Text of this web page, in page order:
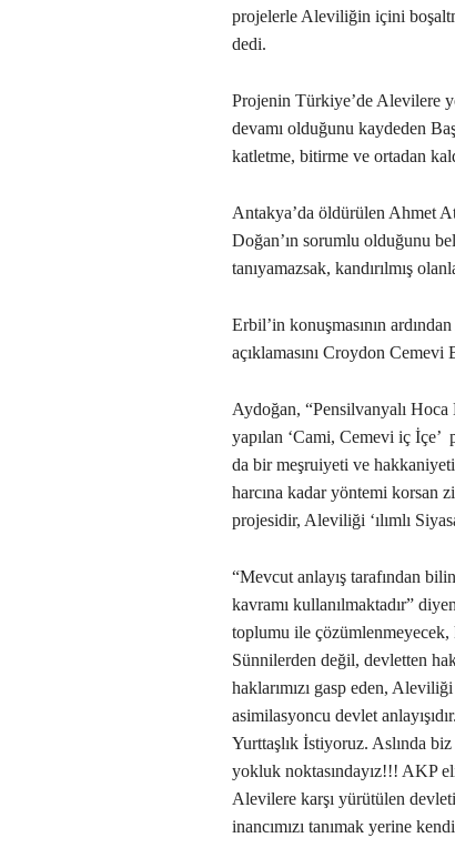
projelerle Aleviliğin içini
dedi.
Projenin Türkiye’de Alevilere
devamı olduğunu kaydeden
katletme, bitirme ve ortadan
Antakya’da öldürülen Ahmet
Doğan’ın sorumlu olduğunu
tanıyamazsak, kandırılmış
Erbil’in konuşmasının
açıklamasını Croydon
Aydoğan, “Pensilvanyalı
yapılan ‘Cami, Cemevi iç İçe’
da bir meşruiyeti ve
harcına kadar yöntemi korsan
projesidir, Aleviliği ‘ılımlı
“Mevcut anlayış tarafından
kavramı kullanılmaktadır”
toplumu ile
Sünnilerden değil, devletten
haklarımızı gasp eden,
asimilasyoncu devlet
Yurttaşlık İstiyoruz. Aslında
yokluk noktasındayız!!! AKP
Alevilere karşı yürütülen
inancımızı tanımak yerine